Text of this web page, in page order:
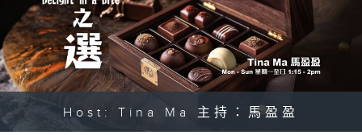
Host: Tina Ma 主持：馬盈盈